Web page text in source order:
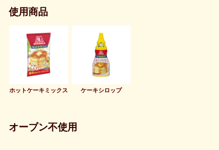
使用商品
ホットケーキミックス ケーキシロップ
オーブン不使用